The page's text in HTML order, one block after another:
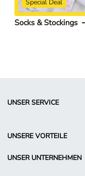
Special Deal
Socks & Stockings
UNSER SERVICE
UNSERE VORTEILE
UNSER UNTERNEHMEN